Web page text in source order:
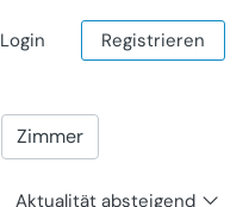
Login Registrieren
Zimmer
Aktualität absteigend